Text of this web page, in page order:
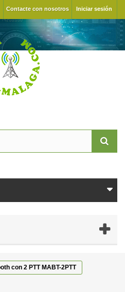
Iniciar sesión
Contacte con nosotros
con 2 PTT MABT-2PTT